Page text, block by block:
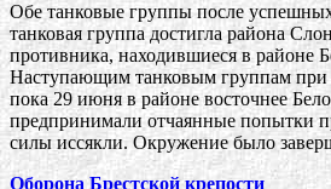
Обе танковые группы после
танковая группа достигла района
противника, находившиеся в районе
Наступающим танковым группам при
пока 29 июня в районе восточнее
предпринимали отчаянные попытки
силы иссякли. Окружение было
Оборона Брестской крепости